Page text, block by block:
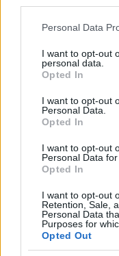
Please note that this
not limited to your
grant or deny
use your data for
consent section.
Personal Data
I want to opt-out
personal data.
Opted In
I want to opt-out
Personal Data.
Opted In
I want to opt-out
Personal Data
Opted In
I want to opt-out
Retention, Sale,
Personal Data
Purposes for
Opted Out
quando
Stadio
che
critico.